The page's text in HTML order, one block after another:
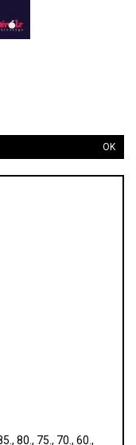
OK
80., 75., 70., 60.,